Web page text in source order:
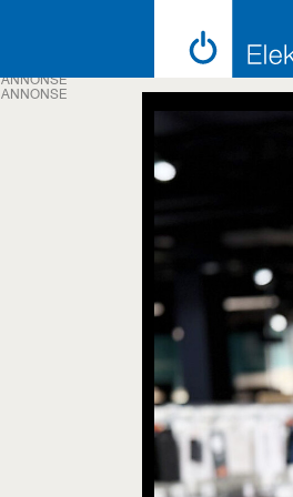
ANNONSE
ANNONSE